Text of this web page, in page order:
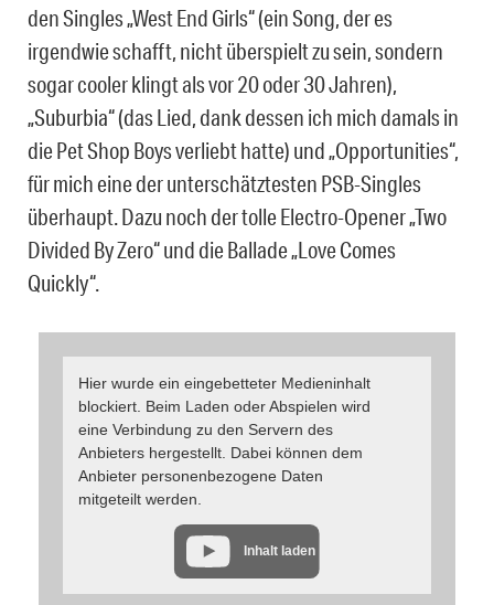
den Singles „West End Girls“ (ein Song, der es
irgendwie schafft, nicht überspielt zu sein, sondern
sogar cooler klingt als vor 20 oder 30 Jahren),
„Suburbia“ (das Lied, dank dessen ich mich damals in
die Pet Shop Boys verliebt hatte) und „Opportunities“,
für mich eine der unterschätztesten PSB-Singles
überhaupt. Dazu noch der tolle Electro-Opener „Two
Divided By Zero“ und die Ballade „Love Comes
Quickly“.
Hier wurde ein eingebetteter Medieninhalt
blockiert. Beim Laden oder Abspielen wird
eine Verbindung zu den Servern des
Anbieters hergestellt. Dabei können dem
Anbieter personenbezogene Daten
mitgeteilt werden.
Inhalt laden